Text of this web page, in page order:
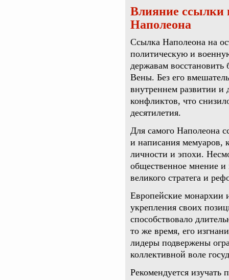
Влияние ссылки
Наполеона
Ссылка Наполеона на
политическую и
державам восстановить
Вены. Без его
внутреннем развитии и
конфликтов, что
десятилетия.
Для самого Наполеона
и написания мемуаров,
личности и эпохи.
общественное мнение и
великого стратега и
Европейские монархии
укрепления своих
способствовало
то же время, его
лидеры подвержены
коллективной воле
Рекомендуется изучать